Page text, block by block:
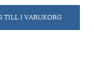
TILL I VARUKORG